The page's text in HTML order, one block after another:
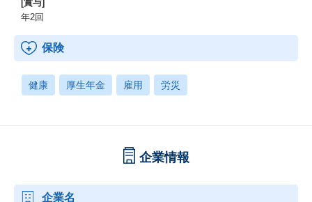
[賞与]
年2回
保険
健康 厚生年金 雇用 労災
企業情報
企業名